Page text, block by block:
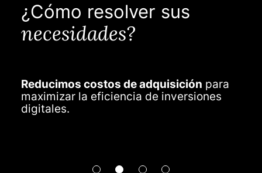
¿Cómo resolver sus
necesidades?
costos de adquisiciónpara
la eficiencia de inversiones